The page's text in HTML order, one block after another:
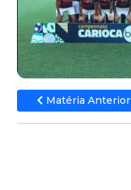
Matéria Anterior